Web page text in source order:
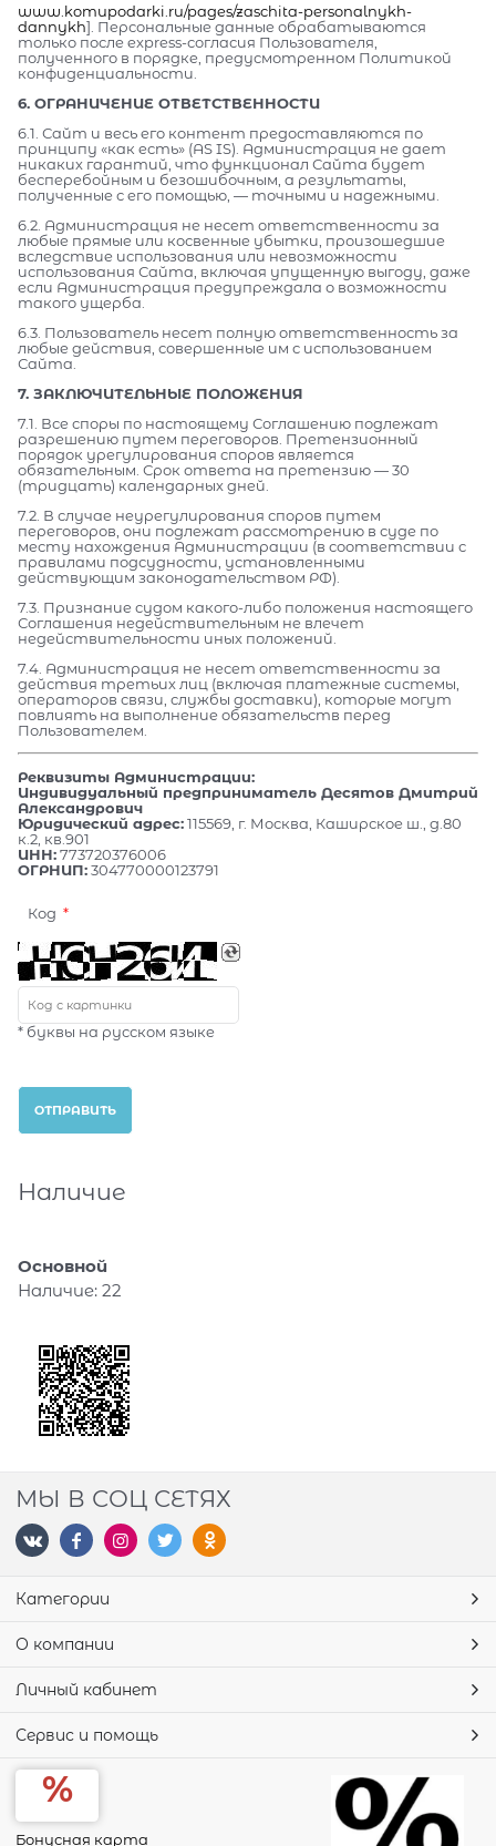
www.komupodarki.ru/pages/zaschita-personalnykh-
dannykh]. Персональные данные обрабатываются
только после express-согласия Пользователя,
полученного в порядке, предусмотренном Политикой
конфиденциальности.
6. ОГРАНИЧЕНИЕ ОТВЕТСТВЕННОСТИ
6.1. Сайт и весь его контент предоставляются по
принципу «как есть» (AS IS). Администрация не дает
никаких гарантий, что функционал Сайта будет
бесперебойным и безошибочным, а результаты,
полученные с его помощью, — точными и надежными.
6.2. Администрация не несет ответственности за
любые прямые или косвенные убытки, произошедшие
вследствие использования или невозможности
использования Сайта, включая упущенную выгоду, даже
если Администрация предупреждала о возможности
такого ущерба.
6.3. Пользователь несет полную ответственность за
любые действия, совершенные им с использованием
Сайта.
7. ЗАКЛЮЧИТЕЛЬНЫЕ ПОЛОЖЕНИЯ
7.1. Все споры по настоящему Соглашению подлежат
разрешению путем переговоров. Претензионный
порядок урегулирования споров является
обязательным. Срок ответа на претензию — 30
(тридцать) календарных дней.
7.2. В случае неурегулирования споров путем
переговоров, они подлежат рассмотрению в суде по
месту нахождения Администрации (в соответствии с
правилами подсудности, установленными
действующим законодательством РФ).
7.3. Признание судом какого-либо положения настоящего
Соглашения недействительным не влечет
недействительности иных положений.
7.4. Администрация не несет ответственности за
действия третьих лиц (включая платежные системы,
операторов связи, службы доставки), которые могут
повлиять на выполнение обязательств перед
Пользователем.
Реквизиты Администрации:
Индивидуальный предприниматель Десятов Дмитрий
Александрович
Юридический адрес:115569, г. Москва, Каширское ш., д.80
к.2, кв.901
ИНН:773720376006
ОГРНИП:304770000123791
Код
* буквы на русском языке
Наличие
Основной
Наличие: 22
МЫ В СОЦ СЕТЯХ
Категории
О компании
Личный кабинет
Сервис и помощь
Бонусная карта